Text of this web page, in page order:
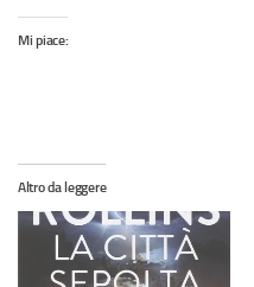
Mi piace:
Altro da leggere